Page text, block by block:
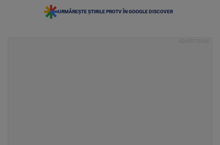
URMĂREȘTE ȘTIRILE PROTV ÎN GOOGLE DISCOVER